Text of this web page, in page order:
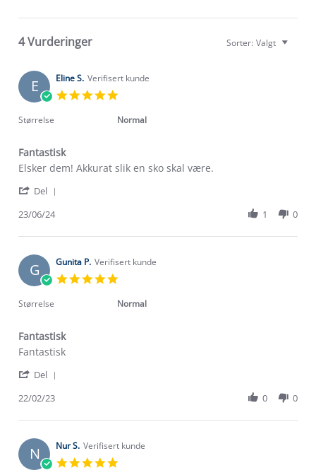
4 Vurderinger Sorter: Valgt
E Eline S. Verifisert kunde
rating
Størrelse Normal
Fantastisk
Review
Eline
on
Jun
review
Fantastisk
Elsker dem! Akkurat slik en sko skal være.
Del
Eline
on
23
Jun
23/06/24 1 0
G Gunita P. Verifisert kunde
rating
Størrelse Normal
Fantastisk
Review
Gunita
on
Feb
review
Fantastisk
Fantastisk
Del
Gunita
on
22
Feb
22/02/23 0 0
N Nur S. Verifisert kunde